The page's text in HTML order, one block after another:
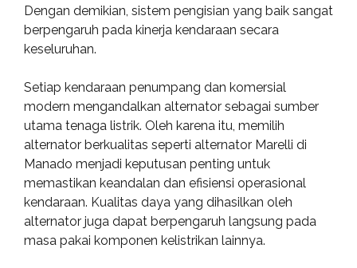
Dengan demikian, sistem pengisian yang baik sangat
berpengaruh pada kinerja kendaraan secara
keseluruhan.
Setiap kendaraan penumpang dan komersial
modern mengandalkan alternator sebagai sumber
utama tenaga listrik. Oleh karena itu, memilih
alternator berkualitas seperti alternator Marelli di
Manado menjadi keputusan penting untuk
memastikan keandalan dan efisiensi operasional
kendaraan. Kualitas daya yang dihasilkan oleh
alternator juga dapat berpengaruh langsung pada
masa pakai komponen kelistrikan lainnya.